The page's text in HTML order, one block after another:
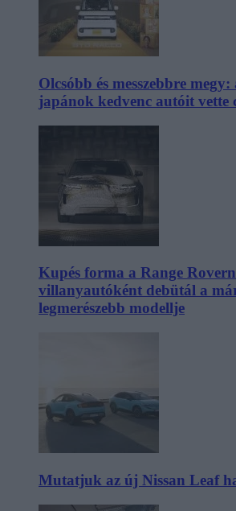
Olcsóbb és messzebbre
japánok kedvenc autóit vette
Kupés forma a Range
villanyautóként debütál a
legmerészebb modellje
Mutatjuk az új Nissan Leaf